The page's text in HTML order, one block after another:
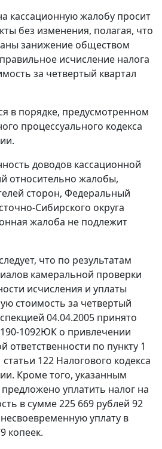
кассационную жалобу просит
без изменения, полагая, что
занижение обществом
исчисление налога
за четвертый квартал
в порядке, предусмотренном
процессуального кодекса
доводов кассационной
относительно жалобы,
сторон, Федеральный
Сибирского округа
жалоба не подлежит
что по результатам
камеральной проверки
исчисления и уплаты
стоимость за четвертый
04.04.2005 принято
1092ЮК о привлечении
ответственности по пункту 1
статьи 122 Налогового кодекса
Кроме того, указанным
уплатить налог на
в сумме 225 669 рублей 92
уплату в
копеек.